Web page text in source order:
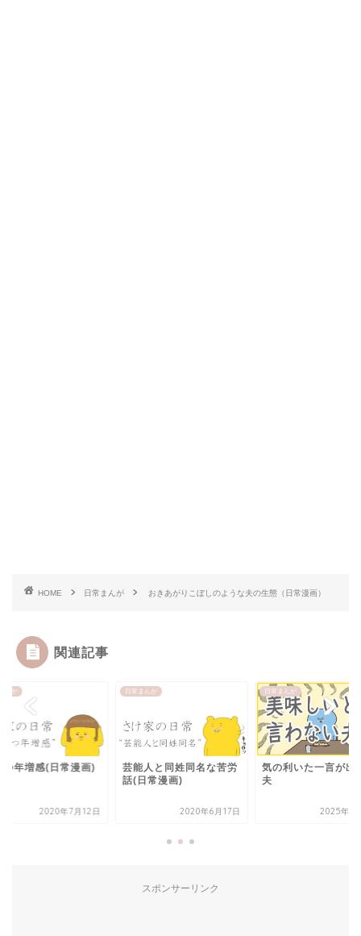
HOME 日常まんが おきあがりこぼしのような夫の生態（日常漫画）
関連記事
んが
つ年増感(日常漫画)
2020年7月12日
日常まんが
芸能人と同姓同名な苦労
話(日常漫画)
2020年6月17日
日常まんが
気の利いた一言が出
夫
2025年4
スポンサーリンク